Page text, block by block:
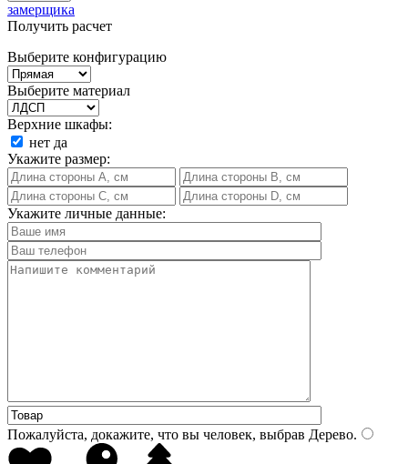
замерщика
Получить расчет
Выберите конфигурацию
Выберите материал
Верхние шкафы:
нет да
Укажите размер:
Укажите личные данные:
Пожалуйста, докажите, что вы человек, выбрав Дерево.